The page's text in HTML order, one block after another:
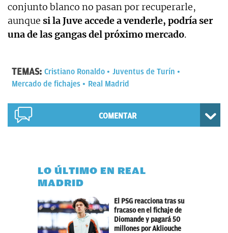
conjunto blanco no pasan por recuperarle,
aunque si la Juve accede a venderle, podría ser
una de las gangas del próximo mercado.
TEMAS: Cristiano Ronaldo
Juventus de Turín
Mercado de fichajes
Real Madrid
COMENTAR
LO ÚLTIMO EN REAL
MADRID
El PSG reacciona tras su
fracaso en el fichaje de
Diomande y pagará 50
millones por Akliouche